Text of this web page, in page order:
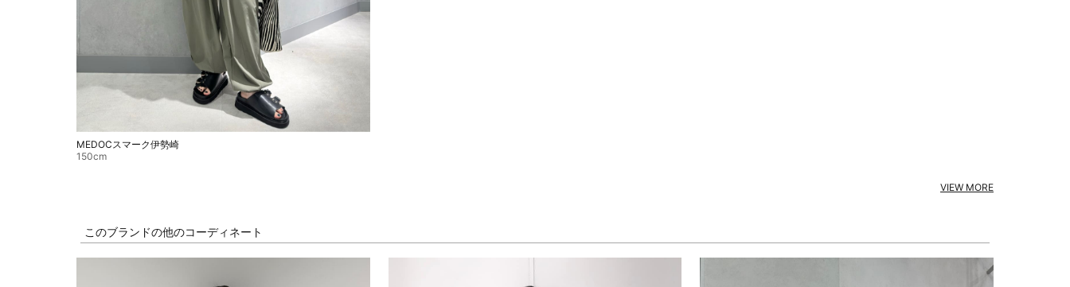
MEDOCスマーク伊勢崎
150cm
VIEW MORE
このブランドの他のコーディネート